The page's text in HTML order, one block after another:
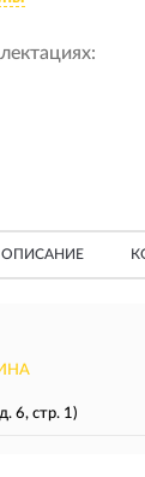
ОПИСАНИЕ
6, стр. 1)